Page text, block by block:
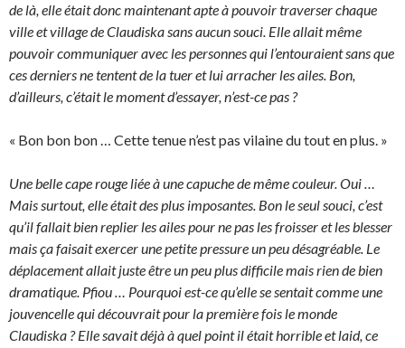
de là, elle était donc maintenant apte à pouvoir traverser chaque
ville et village de Claudiska sans aucun souci. Elle allait même
pouvoir communiquer avec les personnes qui l’entouraient sans que
ces derniers ne tentent de la tuer et lui arracher les ailes. Bon,
d’ailleurs, c’était le moment d’essayer, n’est-ce pas ?
« Bon bon bon … Cette tenue n’est pas vilaine du tout en plus. »
Une belle cape rouge liée à une capuche de même couleur. Oui …
Mais surtout, elle était des plus imposantes. Bon le seul souci, c’est
qu’il fallait bien replier les ailes pour ne pas les froisser et les blesser
mais ça faisait exercer une petite pressure un peu désagréable. Le
déplacement allait juste être un peu plus difficile mais rien de bien
dramatique. Pfiou … Pourquoi est-ce qu’elle se sentait comme une
jouvencelle qui découvrait pour la première fois le monde
Claudiska ? Elle savait déjà à quel point il était horrible et laid, ce